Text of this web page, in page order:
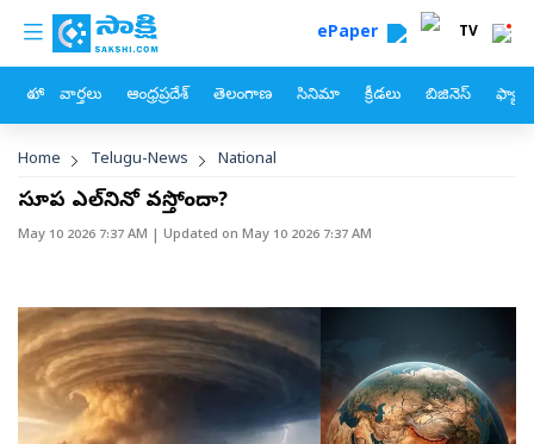
Skip to main content
custom menu ePaper TV
హోం వార్తలు ఆంధ్రప్రదేశ్ తెలంగాణ సినిమా క్రీడలు బిజినెస్
Breadcrumb
Home Telugu-News National
సూపర్‌ ఎల్‌నినో వస్తోందా?
May 10 2026 7:37 AM | Updated on May 10 2026 7:37 AM